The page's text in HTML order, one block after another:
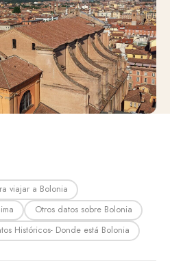
viajar a Bolonia
Otros datos sobre Bolonia
Históricos- Donde está Bolonia